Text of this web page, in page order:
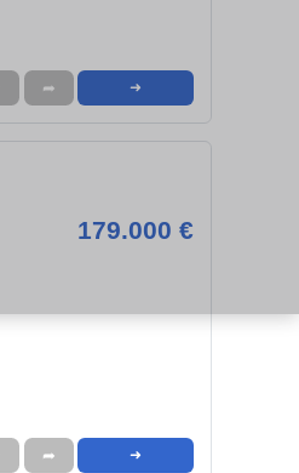
➦ ➜
179.000 €
➦ ➜